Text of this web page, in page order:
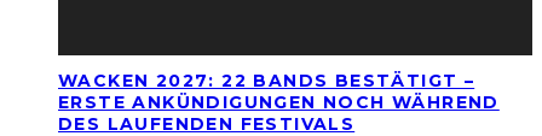
WACKEN 2027: 22 BANDS BESTÄTIGT –
ERSTE ANKÜNDIGUNGEN NOCH WÄHREND
DES LAUFENDEN FESTIVALS